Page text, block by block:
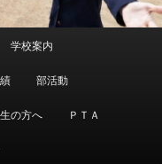
学校案内
部活動
の方へ ＰＴＡ